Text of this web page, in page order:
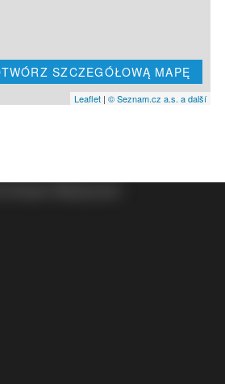
SZCZEGÓŁOWĄ MAPĘ
Leaflet | © Seznam.cz a.s. a další